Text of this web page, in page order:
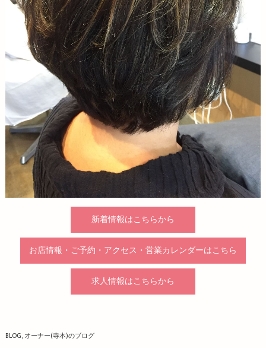
新着情報はこちらから
お店情報・ご予約・アクセス・営業カレンダーはこちら
求人情報はこちらから
BLOG オーナー(寺本)のブログ